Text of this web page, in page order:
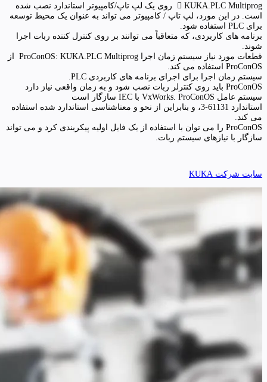
 KUKA.PLC Multiprog روی یک لپ تاپ/کامپیوتر استاندارد نصب شده
است. در این مورد، لپ تاپ / کامپیوتر می تواند به عنوان یک محیط توسعه
برای PLC استفاده شود.
برنامه های کاربردی، که متعاقباً می توانند بر روی کنترل کننده ربات اجرا
شوند.
قطعات مورد نیاز سیستم زمان اجرا ProConOS: KUKA.PLC Multiprog از
ProConOS استفاده می کند.
سیستم زمان اجرا برای اجرای برنامه های کاربردی PLC.
ProConOS باید روی کنترلر ربات نصب شود و به زمان واقعی نیاز دارد
سیستم عامل VxWorks. ProConOS با IEC سازگار است
استاندارد 61131-3، و بنابراین از نحو و معناشناسی استاندارد شده استفاده
می کند.
ProConOS را می توان با استفاده از یک فایل اولیه پیکربندی کرد و می تواند
سازگار با نیازهای سیستم ربات.
سایت شرکت KUKA